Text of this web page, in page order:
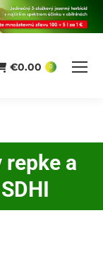
€0.00 0
a